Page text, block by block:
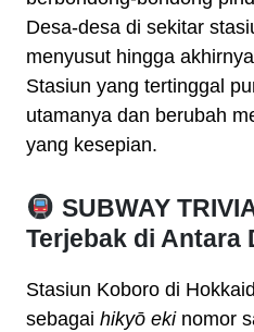
Desa-desa di sekitar
menyusut hingga
Stasiun yang tertinggal
utamanya dan berubah
yang kesepian.
SUBWAY
Terjebak di Antara
Stasiun Koboro di
sebagai hikyō ekinomor